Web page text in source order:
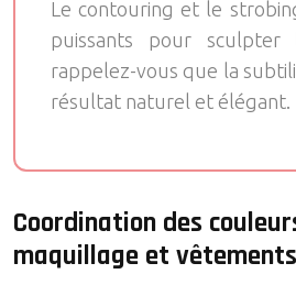
Le contouring et le
puissants pour sculpter
rappelez-vous que la
résultat naturel et élégant.
Coordination des
maquillage et vêtements